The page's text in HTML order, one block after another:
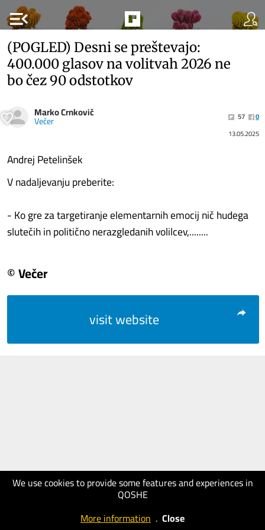
menu_open
We use cookies to provide some features and experiences in
QOSHE
More information . Close
(POGLED) Desni se preštevajo:
400.000 glasov na volitvah 2026 ne
bo čez 90 odstotkov
Marko Crnkovič
Večer 57
0
13.05.2025
Andrej Petelinšek
V nadaljevanju preberite:
- Ko gre za targetiranje elementarnih emocij nič hudega
slutečih in politično nerazgledanih volilcev,........
© Večer
visit website